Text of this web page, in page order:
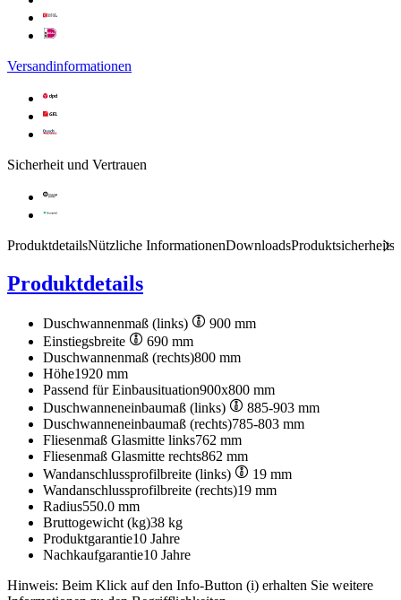
Versandinformationen
Sicherheit und Vertrauen
Produktdetails
Produktdetails
Duschwannenmaß (links)
900 mm
Einstiegsbreite
690 mm
Duschwannenmaß (rechts)800 mm
Höhe1920 mm
Passend für Einbausituation900x800 mm
Duschwanneneinbaumaß (links)
885-903 mm
Duschwanneneinbaumaß (rechts)785-803 mm
Fliesenmaß Glasmitte links762 mm
Fliesenmaß Glasmitte rechts862 mm
Wandanschlussprofilbreite (links)
19 mm
Wandanschlussprofilbreite (rechts)19 mm
Radius550.0 mm
Bruttogewicht (kg)38 kg
Produktgarantie10 Jahre
Nachkaufgarantie10 Jahre
Hinweis: Beim Klick auf den Info-Button (i) erhalten Sie weitere
Nützliche InformationenDownloads